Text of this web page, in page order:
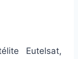
Eutelsat,